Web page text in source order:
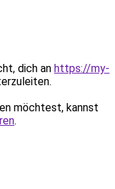
dich an https://my-
möchtest, kannst
.